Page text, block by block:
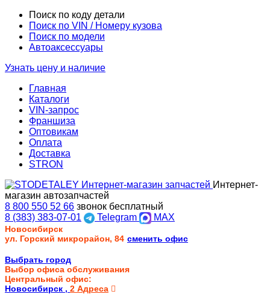
Поиск по коду детали
Поиск по VIN / Номеру кузова
Поиск по модели
Автоаксессуары
Узнать цену и наличие
Главная
Каталоги
VIN-запрос
Франшиза
Оптовикам
Оплата
Доставка
STRON
Интернет-
магазин автозапчастей
8 800 550 52 66 звонок бесплатный
8 (383) 383-07-01
Telegram MAX
Новосибирск
ул. Горский микрорайон, 84 сменить офис
Выбрать город
Выбор офиса обслуживания
Центральный офис:
Новосибирск , 2 Адреса